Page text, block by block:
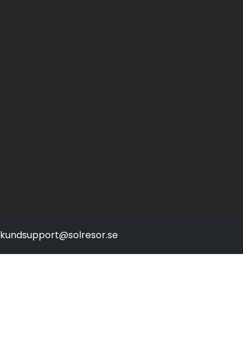
kundsupport@solresor.se